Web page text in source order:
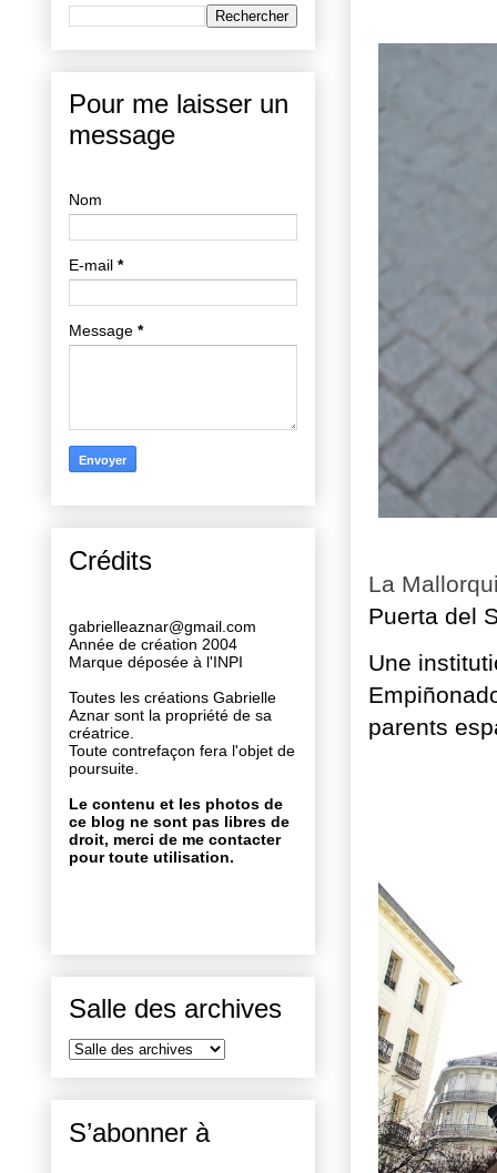
La
Puerta del
Une
parents
Pour me laisser un
message
Nom
E-mail *
Message *
Crédits
gabrielleaznar@gmail.com
Année de création 2004
Marque déposée à l'INPI
Toutes les créations Gabrielle
Aznar sont la propriété de sa
créatrice.
Toute contrefaçon fera l'objet de
poursuite.
Le contenu et les photos de
ce blog ne sont pas libres de
droit, merci de me contacter
pour toute utilisation.
Salle des archives
S’abonner à